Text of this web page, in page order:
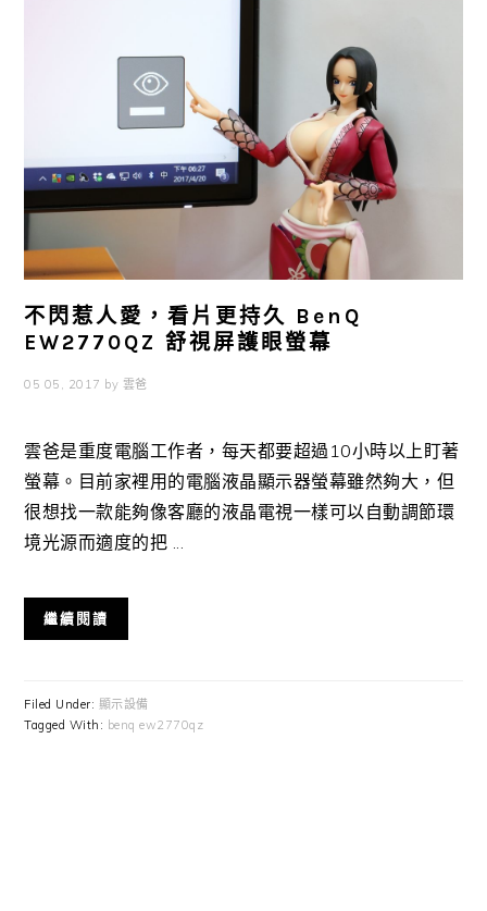
不閃惹人愛，看片更持久 BenQ
EW2770QZ 舒視屏護眼螢幕
05 05, 2017 by 雲爸
雲爸是重度電腦工作者，每天都要超過10小時以上盯著
螢幕。目前家裡用的電腦液晶顯示器螢幕雖然夠大，但
很想找一款能夠像客廳的液晶電視一樣可以自動調節環
境光源而適度的把 ...
繼續閱讀
Filed Under: 顯示設備
Tagged With: benq ew2770qz